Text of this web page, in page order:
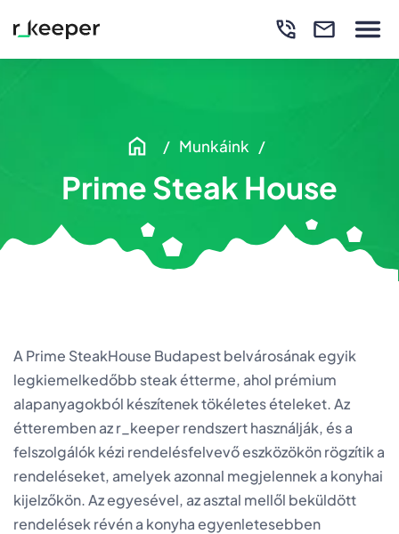
Munkáink
Prime Steak House
A Prime SteakHouse Budapest belvárosának egyik
legkiemelkedőbb steak étterme, ahol prémium
alapanyagokból készítenek tökéletes ételeket. Az
étteremben az r_keeper rendszert használják, és a
felszolgálók kézi rendelésfelvevő eszközökön rögzítik a
rendeléseket, amelyek azonnal megjelennek a konyhai
kijelzőkön. Az egyesével, az asztal mellől beküldött
rendelések révén a konyha egyenletesebben